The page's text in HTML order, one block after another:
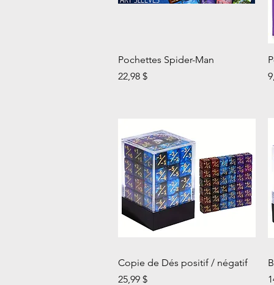
Aperçu rapide
Pochettes Spider-Man
Prix
22,98 $
Aperçu rapide
Copie de Dés positif / négatif
Prix
25,99 $